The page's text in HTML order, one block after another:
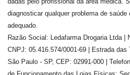
diagnosticar qualquer problema de
adequado.
Razão Social: Ledafarma Drogaria Ltda |
CNPJ: 05.416.574/0001-69 | Estrada das
São Paulo - SP, CEP: 02991-000 |